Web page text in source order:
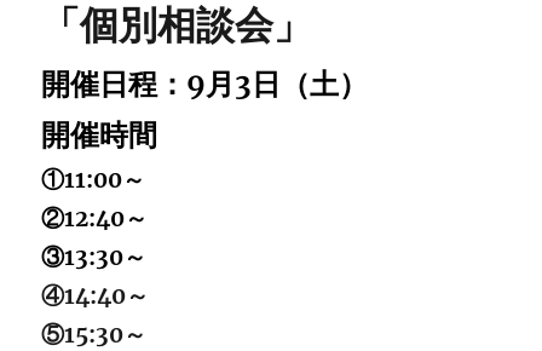
「個別相談会」
開催日程：9月3日（土）
開催時間
①11:00～
②12:40～
③13:30～
④14:40～
⑤15:30～